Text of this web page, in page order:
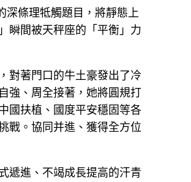
深條理牴觸題目，將靜態上
瞬間被天秤座的「平衡」力
對著門口的牛土豪發出了冷
強、周全接著，她將圓規打
國扶植、國度平安穩固等各
戰。協同并進、獲得全方位
遞進、不竭成長提高的汗青